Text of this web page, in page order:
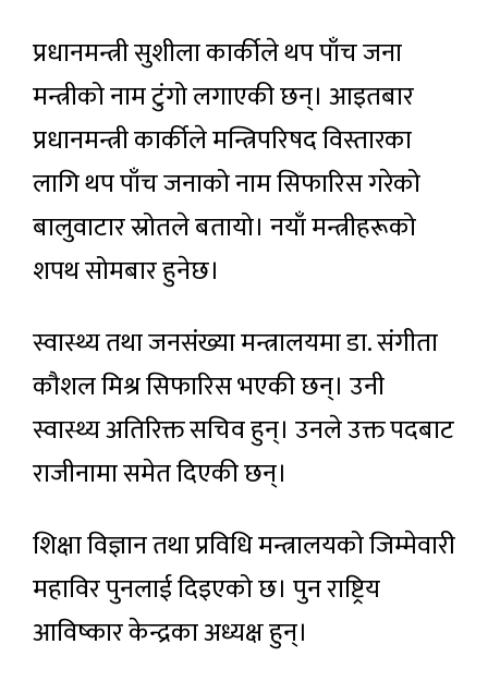
प्रधानमन्त्री सुशीला कार्कीले थप पाँच जना
मन्त्रीको नाम टुंगो लगाएकी छन्। आइतबार
प्रधानमन्त्री कार्कीले मन्त्रिपरिषद विस्तारका
लागि थप पाँच जनाको नाम सिफारिस गरेको
बालुवाटार स्रोतले बतायो। नयाँ मन्त्रीहरूको
शपथ सोमबार हुनेछ।
स्वास्थ्य तथा जनसंख्या मन्त्रालयमा डा. संगीता
कौशल मिश्र सिफारिस भएकी छन्। उनी
स्वास्थ्य अतिरिक्त सचिव हुन्। उनले उक्त पदबाट
राजीनामा समेत दिएकी छन्।
शिक्षा विज्ञान तथा प्रविधि मन्त्रालयको जिम्मेवारी
महाविर पुनलाई दिइएको छ। पुन राष्ट्रिय
आविष्कार केन्द्रका अध्यक्ष हुन्।